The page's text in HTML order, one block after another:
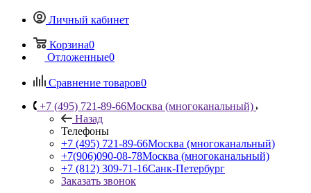
Личный кабинет
Корзина0
Отложенные0
Сравнение товаров0
+7 (495) 721-89-66Москва (многоканальный)
Назад
Телефоны
+7 (495) 721-89-66Москва (многоканальный)
+7(906)090-08-78Москва (многоканальный)
+7 (812) 309-71-16Санк-Петербург
Заказать звонок